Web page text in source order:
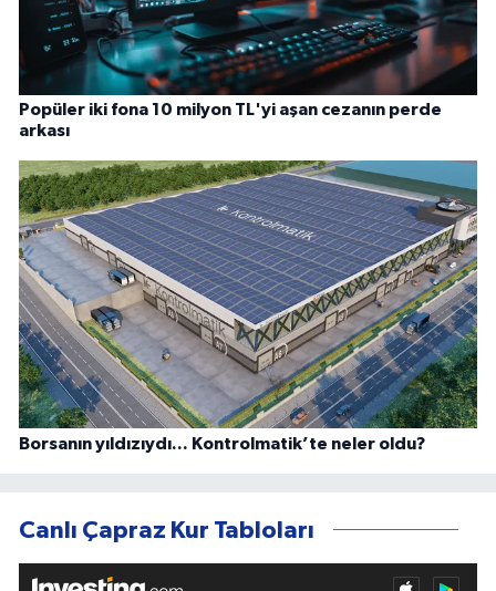
Popüler iki fona 10 milyon TL'yi aşan cezanın perde
arkası
Borsanın yıldızıydı... Kontrolmatik’te neler oldu?
Canlı Çapraz Kur Tabloları